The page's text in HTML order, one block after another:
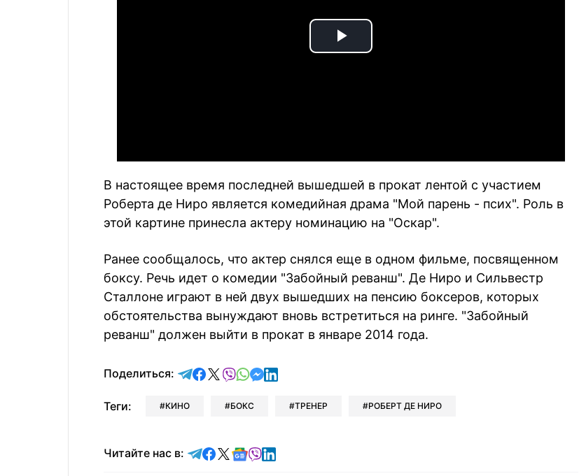
Play
В настоящее время последней вышедшей в прокат лентой с участием
Роберта де Ниро является комедийная драма "Мой парень - псих". Роль в
этой картине принесла актеру номинацию на "Оскар".
Ранее сообщалось, что актер снялся еще в одном фильме, посвященном
боксу. Речь идет о комедии "Забойный реванш". Де Ниро и Сильвестр
Сталлоне играют в ней двух вышедших на пенсию боксеров, которых
обстоятельства вынуждают вновь встретиться на ринге. "Забойный
реванш" должен выйти в прокат в январе 2014 года.
Поделиться: отправить в Telegram
поделиться в Facebook
поделиться в X
отправить в Viber
отправить в Whatsapp
отправить в Messenger
отправить в LinkedIn
Теги: КИНО БОКС ТРЕНЕР РОБЕРТ ДЕ НИРО
Читайте нас в: Читайте в Telegram
Читайте в Facebook
Читайте в X
Читайте в Google news
Читайте в Viber
Читайте в LinkedIn